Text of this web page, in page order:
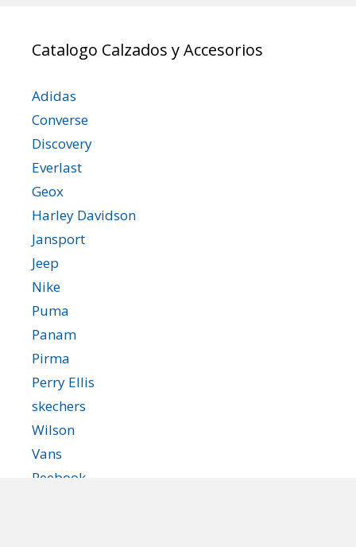
Catalogo Calzados y Accesorios
Adidas
Converse
Discovery
Everlast
Geox
Harley Davidson
Jansport
Jeep
Nike
Puma
Panam
Pirma
Perry Ellis
skechers
Wilson
Vans
Reebook